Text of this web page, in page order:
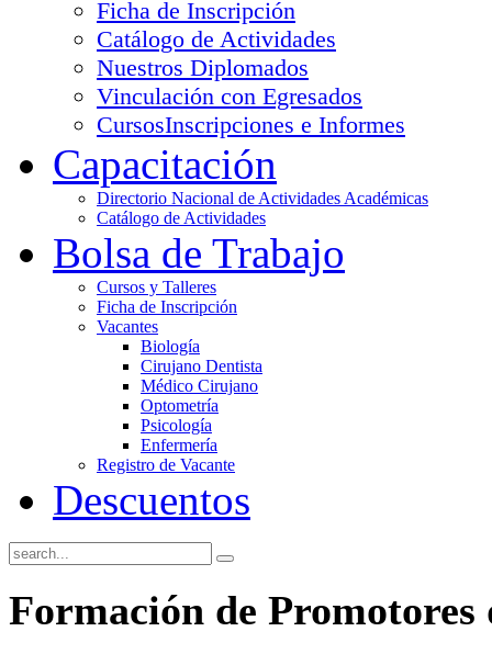
Ficha de Inscripción
Catálogo de Actividades
Nuestros Diplomados
Vinculación con Egresados
CursosInscripciones e Informes
Capacitación
Directorio Nacional de Actividades Académicas
Catálogo de Actividades
Bolsa de Trabajo
Cursos y Talleres
Ficha de Inscripción
Vacantes
Biología
Cirujano Dentista
Médico Cirujano
Optometría
Psicología
Enfermería
Registro de Vacante
Descuentos
Formación de